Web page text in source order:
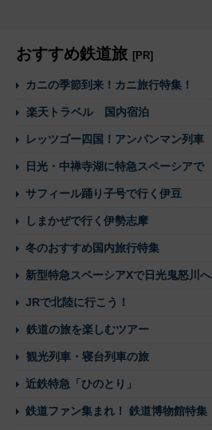
おすすめ鉄道旅 [PR]
カニの季節到来！カニ旅行特集！
楽天トラベル 国内宿泊
レッツゴー四国！アンパンマン列車
日光・中禅寺湖に特急スペーシアで
サフィール踊り子号で行く伊豆
しまかぜで行く伊勢志摩
冬のおすすめ国内旅行特集
新型特急スペーシアXで日光鬼怒川へ
JRで北陸に行こう！
鉄道の旅を楽しむツアー
観光列車・寝台列車の旅
近鉄特急「ひのとり」
鉄道ファン集まれ！ 鉄道博物館特集